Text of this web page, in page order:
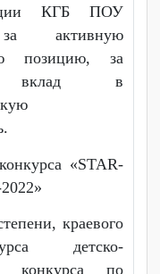
Анастасия
выпускница
специальности
дело».
студии
письмами